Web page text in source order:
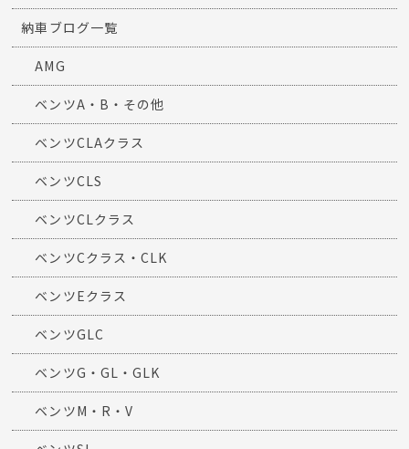
納車ブログ一覧
AMG
ベンツA・B・その他
ベンツCLAクラス
ベンツCLS
ベンツCLクラス
ベンツCクラス・CLK
ベンツEクラス
ベンツGLC
ベンツG・GL・GLK
ベンツM・R・V